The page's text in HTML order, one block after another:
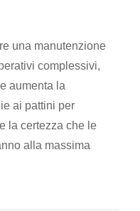
una manutenzione
complessivi,
aumenta la
ai pattini per
la certezza che le
alla massima